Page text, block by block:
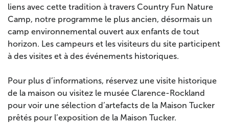
liens avec cette tradition à travers Country Fun Nature
Camp, notre programme le plus ancien, désormais un
camp environnemental ouvert aux enfants de tout
horizon. Les campeurs et les visiteurs du site participent
à des visites et à des événements historiques.
Pour plus d’informations, réservez une visite historique
de la maison ou visitez le musée Clarence-Rockland
pour voir une sélection d’artefacts de la Maison Tucker
prêtés pour l’exposition de la Maison Tucker.